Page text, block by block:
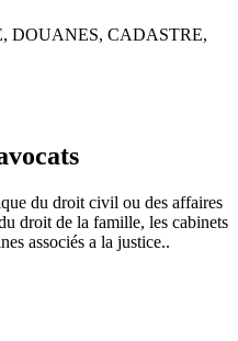
DOUANES, CADASTRE,
du droit civil ou des affaires
droit de la famille, les cabinets
associés a la justice..